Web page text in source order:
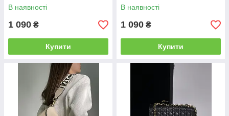
В наявності
1 090 ₴
Купити
В наявності
1 090 ₴
Купити